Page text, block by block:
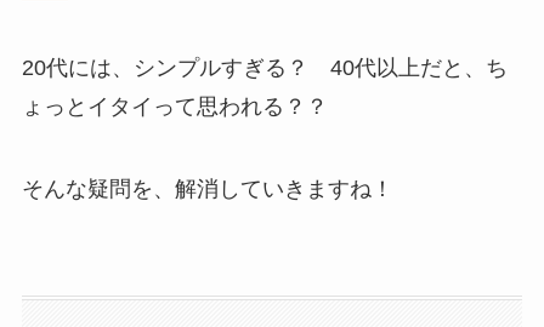
20代には、シンプルすぎる？ 40代以上だと、ち
ょっとイタイって思われる？？
そんな疑問を、解消していきますね！